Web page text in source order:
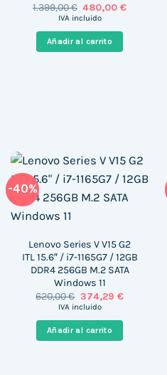
1.399,00€ El
precio
era:
1.399,00 €.
480,00€El
IVA incluido
Añadir al carrito
-40%
Lenovo Series V V15 G2
ITL 15.6″ / i7-1165G7 / 12GB
DDR4 256GB M.2 SATA
Windows 11
620,00€ El
precio
era:
620,00 €.
374,29 €El
es:
IVA incluido
Añadir al carrito